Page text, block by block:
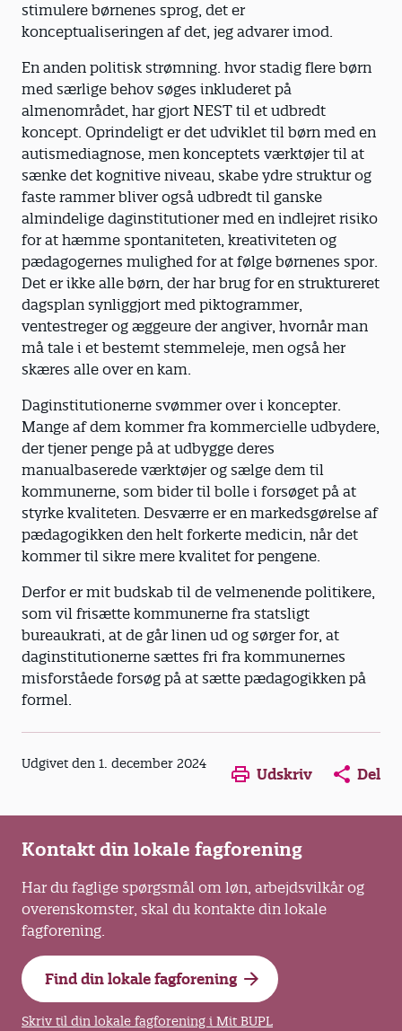
stimulere børnenes sprog, det er
konceptualiseringen af det, jeg advarer imod.
En anden politisk strømning. hvor stadig flere børn
med særlige behov søges inkluderet på
almenområdet, har gjort NEST til et udbredt
koncept. Oprindeligt er det udviklet til børn med en
autismediagnose, men konceptets værktøjer til at
sænke det kognitive niveau, skabe ydre struktur og
faste rammer bliver også udbredt til ganske
almindelige daginstitutioner med en indlejret risiko
for at hæmme spontaniteten, kreativiteten og
pædagogernes mulighed for at følge børnenes spor.
Det er ikke alle børn, der har brug for en struktureret
dagsplan synliggjort med piktogrammer,
ventestreger og æggeure der angiver, hvornår man
må tale i et bestemt stemmeleje, men også her
skæres alle over en kam.
Daginstitutionerne svømmer over i koncepter.
Mange af dem kommer fra kommercielle udbydere,
der tjener penge på at udbygge deres
manualbaserede værktøjer og sælge dem til
kommunerne, som bider til bolle i forsøget på at
styrke kvaliteten. Desværre er en markedsgørelse af
pædagogikken den helt forkerte medicin, når det
kommer til sikre mere kvalitet for pengene.
Derfor er mit budskab til de velmenende politikere,
som vil frisætte kommunerne fra statsligt
bureaukrati, at de går linen ud og sørger for, at
daginstitutionerne sættes fri fra kommunernes
misforståede forsøg på at sætte pædagogikken på
formel.
Udgivet den 1. december 2024 Opens in a new window
Opens in a new
Opens in
Udskriv Del
Kontakt din lokale fagforening
Har du faglige spørgsmål om løn, arbejdsvilkår og
overenskomster, skal du kontakte din lokale
fagforening.
Find din lokale fagforening
Skriv til din lokale fagforening i Mit BUPL